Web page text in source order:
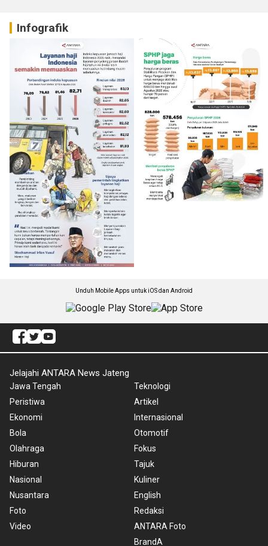
Infografik
Unduh Mobile Apps untuk iOS dan Android
Jelajahi ANTARA News Jateng
Jawa Tengah
Peristiwa
Ekonomi
Bola
Olahraga
Hiburan
Nasional
Nusantara
Foto
Video
Teknologi
Artikel
Internasional
Otomotif
Fokus
Tajuk
Kuliner
English
Redaksi
ANTARA Foto
BrandA